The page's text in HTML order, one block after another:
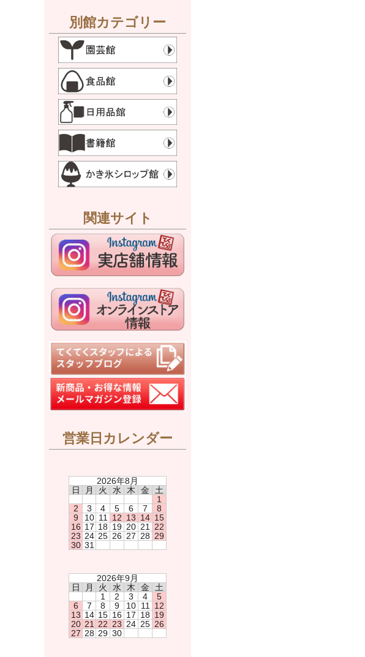
別館カテゴリー
関連サイト
営業日カレンダー
2026年8月
日
月 火 水 木 金
土
1
2
3 4 5 6 7
8
9
10 11 12 13 14 15
16 17 18 19 20 21 22
23 24 25 26 27 28 29
30 31
2026年9月
日
月 火 水 木 金
土
1
2 3 4
5
6
7 8 9 10 11 12
13 14 15 16 17 18 19
20 21 22 23 24 25 26
27 28 29 30